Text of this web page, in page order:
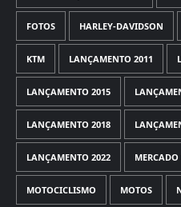
FOTOS HARLEY-DAVIDSON
KTM LANÇAMENTO 2011
LANÇAMENTO 2015
LANÇAMENTO 2018
LANÇAMENTO 2022
MOTOCICLISMO MOTOS